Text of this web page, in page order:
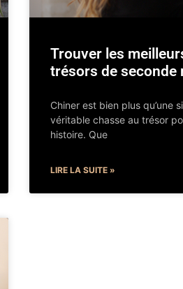
Trouver les
trésors de seconde
Chiner est bien plus qu’une
véritable chasse au trésor
histoire. Que
LIRE LA SUITE »